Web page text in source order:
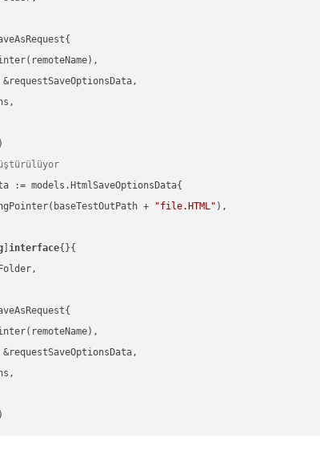
:= models.HtmlSaveOptionsData{
+
"file.HTML" ),
]interface{}{